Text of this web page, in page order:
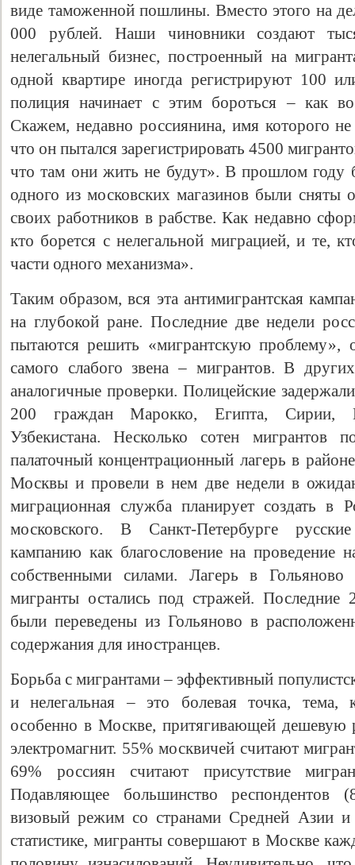
виде таможенной пошлины. Вместо этого на
000 рублей. Наши чиновники создают
нелегальный бизнес, построенный на
одной квартире иногда регистрируют 100
полиция начинает с этим бороться – как
Скажем, недавно россиянина, имя которого не
что он пытался зарегистрировать 4500
что там они жить не будут». В прошлом году
одного из московских магазинов были сняты
своих работников в рабстве. Как недавно
кто борется с нелегальной миграцией, и те,
части одного механизма».
Таким образом, вся эта антимигрантская
на глубокой ране. Последние две недели
пытаются решить «мигрантскую проблему»,
самого слабого звена – мигрантов. В
аналогичные проверки. Полицейские
200 граждан Марокко, Египта, Сирии,
Узбекистана. Несколько сотен мигрантов
палаточный концентрационный лагерь в
Москвы и провели в нем две недели в
миграционная служба планирует создать в
московского. В Санкт-Петербурге
кампанию как благословение на проведение
собственными силами. Лагерь в
мигранты остались под стражей. Последние
были переведены из Гольяново в
содержания для иностранцев.
Борьба с мигрантами – эффективный
и нелегальная – это болевая точка, тема,
особенно в Москве, притягивающей дешевую
электромагнит. 55% москвичей считают
69% россиян считают присутствие
Подавляющее большинство респондентов
визовый режим со странами Средней Азии и
статистике, мигранты совершают в Москве